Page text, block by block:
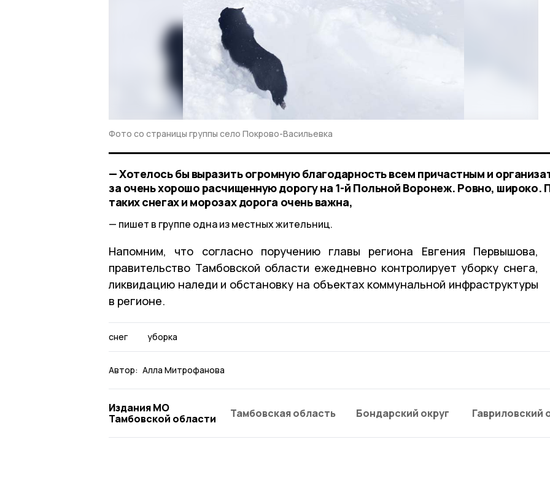
Фото со страницы группы село Покрово-Васильевка
— Хотелось бы выразить огромную благодарность всем причастным и
за очень хорошо расчищенную дорогу на 1-й Польной Воронеж. Ровно, широко.
таких снегах и морозах дорога очень важна,
пишет в группе одна из местных жительниц.
Напомним, что согласно поручению главы региона Евгения Первышова,
правительство Тамбовской области ежедневно контролирует уборку снега,
ликвидацию наледи и обстановку на объектах коммунальной инфраструктуры
в регионе.
снег уборка
Автор: Алла Митрофанова
Издания МО
Тамбовской области
Тамбовская область Бондарский округ Гавриловский